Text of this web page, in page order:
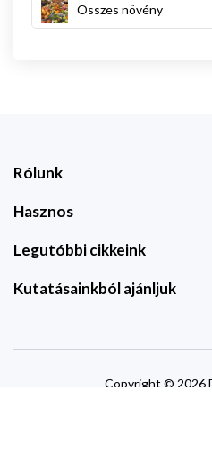
Összes növény
Rólunk
Hasznos
Legutóbbi cikkeink
Kutatásainkból ajánljuk
Copyright © 2026